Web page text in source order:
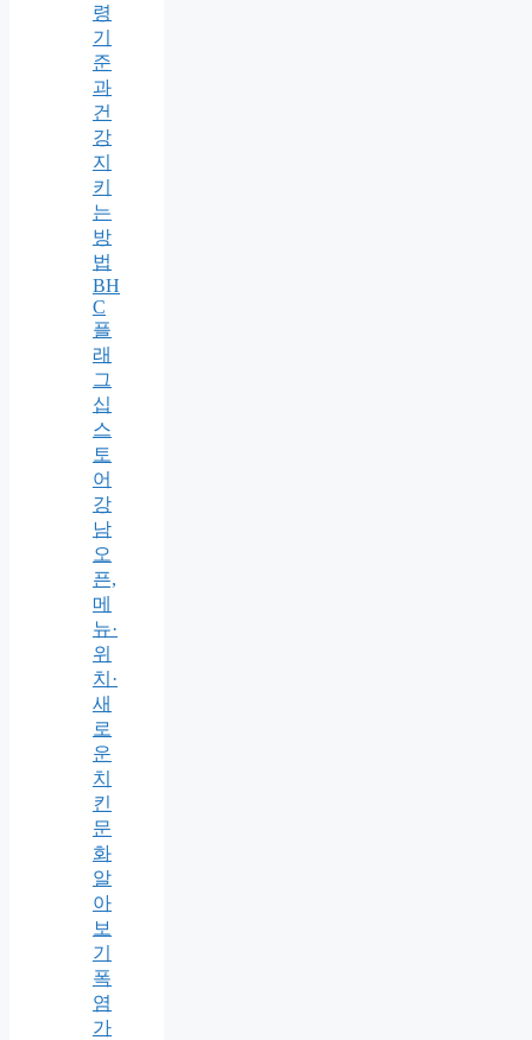
령
기
준
과
건
강
지
키
는
방
법
BH
C
플
래
그
십
스
토
어
강
남
오
픈,
메
뉴·
위
치·
새
로
운
치
킨
문
화
알
아
보
기
폭
염
가